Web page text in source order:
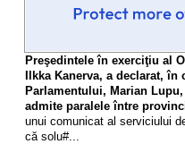
Preşedintele în exerciţiu al
Ilkka Kanerva, a declarat,
Parlamentului, Marian
admite paralele între
unui comunicat al serviciului
că solu#...